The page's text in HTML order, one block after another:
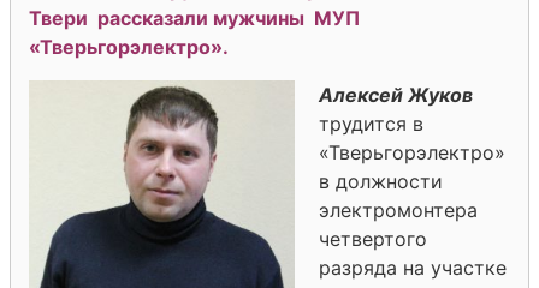
Твери рассказали мужчины МУП
«Тверьгорэлектро».
Алексей Жуков
трудится в
«Тверьгорэлектро»
в должности
электромонтера
четвертого
разряда на участке